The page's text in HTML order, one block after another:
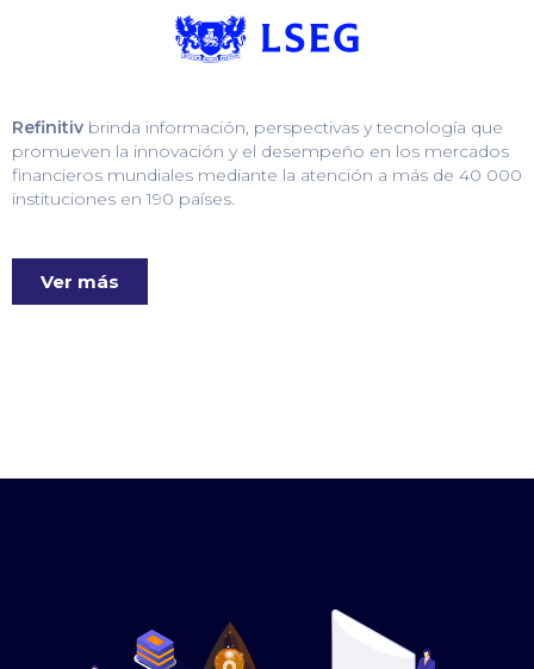
Refinitiv brinda información, perspectivas y tecnología que
promueven la innovación y el desempeño en los mercados
financieros mundiales mediante la atención a más de 40 000
instituciones en 190 países.
Ver más